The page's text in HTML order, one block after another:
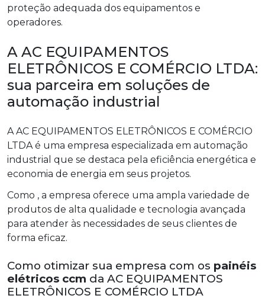
proteção adequada dos equipamentos e
operadores.
A AC EQUIPAMENTOS
ELETRÔNICOS E COMÉRCIO LTDA:
sua parceira em soluções de
automação industrial
A AC EQUIPAMENTOS ELETRÔNICOS E COMÉRCIO
LTDA é uma empresa especializada em automação
industrial que se destaca pela eficiência energética e
economia de energia em seus projetos.
Como , a empresa oferece uma ampla variedade de
produtos de alta qualidade e tecnologia avançada
para atender às necessidades de seus clientes de
forma eficaz.
Como otimizar sua empresa com os painéis
elétricos ccm da AC EQUIPAMENTOS
ELETRÔNICOS E COMÉRCIO LTDA